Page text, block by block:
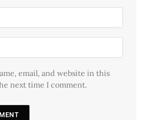
email, and website in this
next time I comment.